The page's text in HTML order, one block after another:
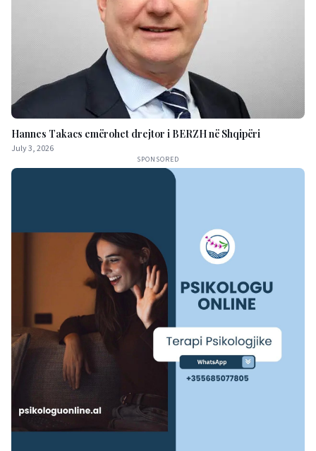
Hannes Takacs emërohet drejtor i BERZH në Shqipëri
July 3, 2026
SPONSORED